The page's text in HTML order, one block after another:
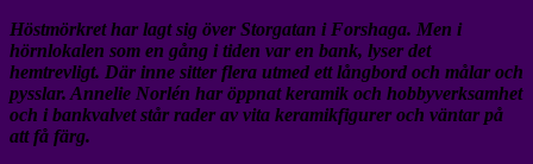
Höstmörkret har lagt sig över Storgatan i Forshaga. Men i
hörnlokalen som en gång i tiden var en bank, lyser det
hemtrevligt. Där inne sitter flera utmed ett långbord och målar och
pysslar. Annelie Norlén har öppnat keramik och hobbyverksamhet
och i bankvalvet står rader av vita keramikfigurer och väntar på
att få färg.